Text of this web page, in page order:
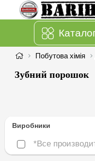
Побутова хімія
Зубний порошок
Виробники
*Все
*Все